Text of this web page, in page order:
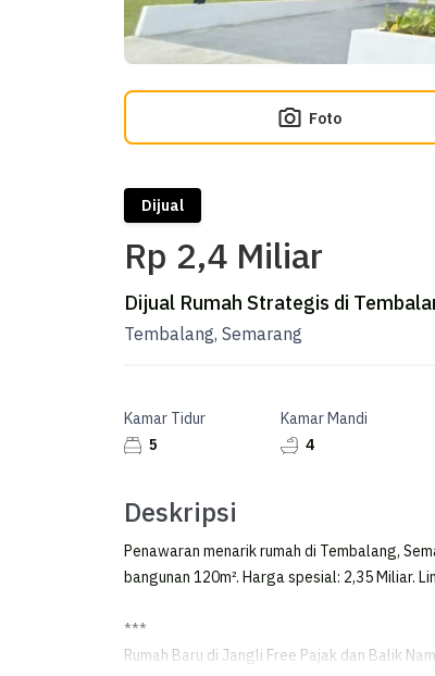
Foto
Dijual
Rp 2,4 Miliar
Dijual Rumah Strategis di
Tembalang, Semarang
Kamar Tidur
5
Kamar Mandi
4
Deskripsi
Penawaran menarik rumah di Tembalang,
bangunan 120m². Harga spesial: 2,35 Miliar.
***
Rumah Baru di Jangli Free Pajak dan Balik